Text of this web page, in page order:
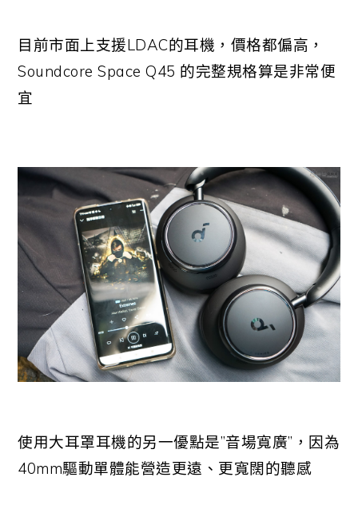
目前市面上支援LDAC的耳機，價格都偏高，
Soundcore Space Q45 的完整規格算是非常便
宜
使用大耳罩耳機的另一優點是”音場寬廣”，因為
40mm驅動單體能營造更遠、更寬闊的聽感